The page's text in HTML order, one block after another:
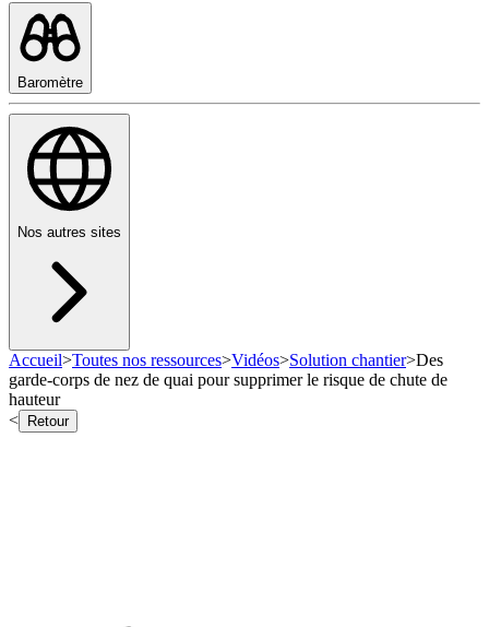
Baromètre
Nos autres sites
Accueil>Toutes nos ressources>Vidéos>Solution chantier>Des
garde‑corps de nez de quai pour supprimer le risque de chute de
hauteur
<
Retour